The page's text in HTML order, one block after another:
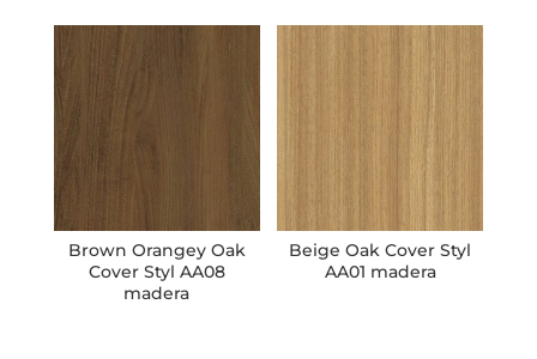
Brown Orangey Oak
Cover Styl AA08
madera
Beige Oak Cover Styl
AA01 madera